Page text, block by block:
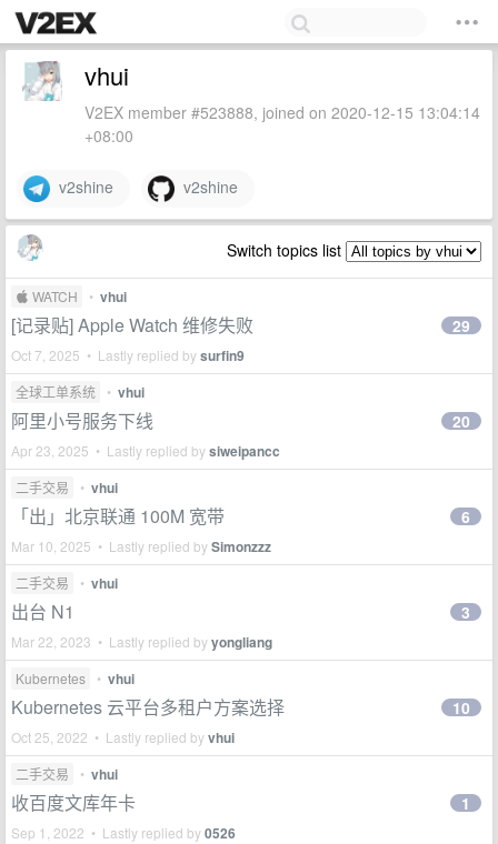
vhui
V2EX member #523888, joined on 2020-12-15 13:04:14
+08:00
v2shine v2shine
Switch topics list
 WATCH • vhui
[记录贴] Apple Watch 维修失败
Oct 7, 2025 • Lastly replied bysurfin9
29
全球工单系统 • vhui
阿里小号服务下线
Apr 23, 2025 • Lastly replied bysiweipancc
20
二手交易 • vhui
「出」北京联通 100M 宽带
Mar 10, 2025 • Lastly replied bySimonzzz
6
二手交易 • vhui
出台 N1
Mar 22, 2023 • Lastly replied byyongliang
3
Kubernetes • vhui
Kubernetes 云平台多租户方案选择
Oct 25, 2022 • Lastly replied byvhui
10
二手交易 • vhui
收百度文库年卡
Sep 1, 2022 • Lastly replied by0526
1